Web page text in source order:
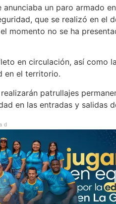
un paro armado
que se realizó en el
momento no se ha
en circulación, así como
en el territorio.
patrullajes
en las entradas y salidas